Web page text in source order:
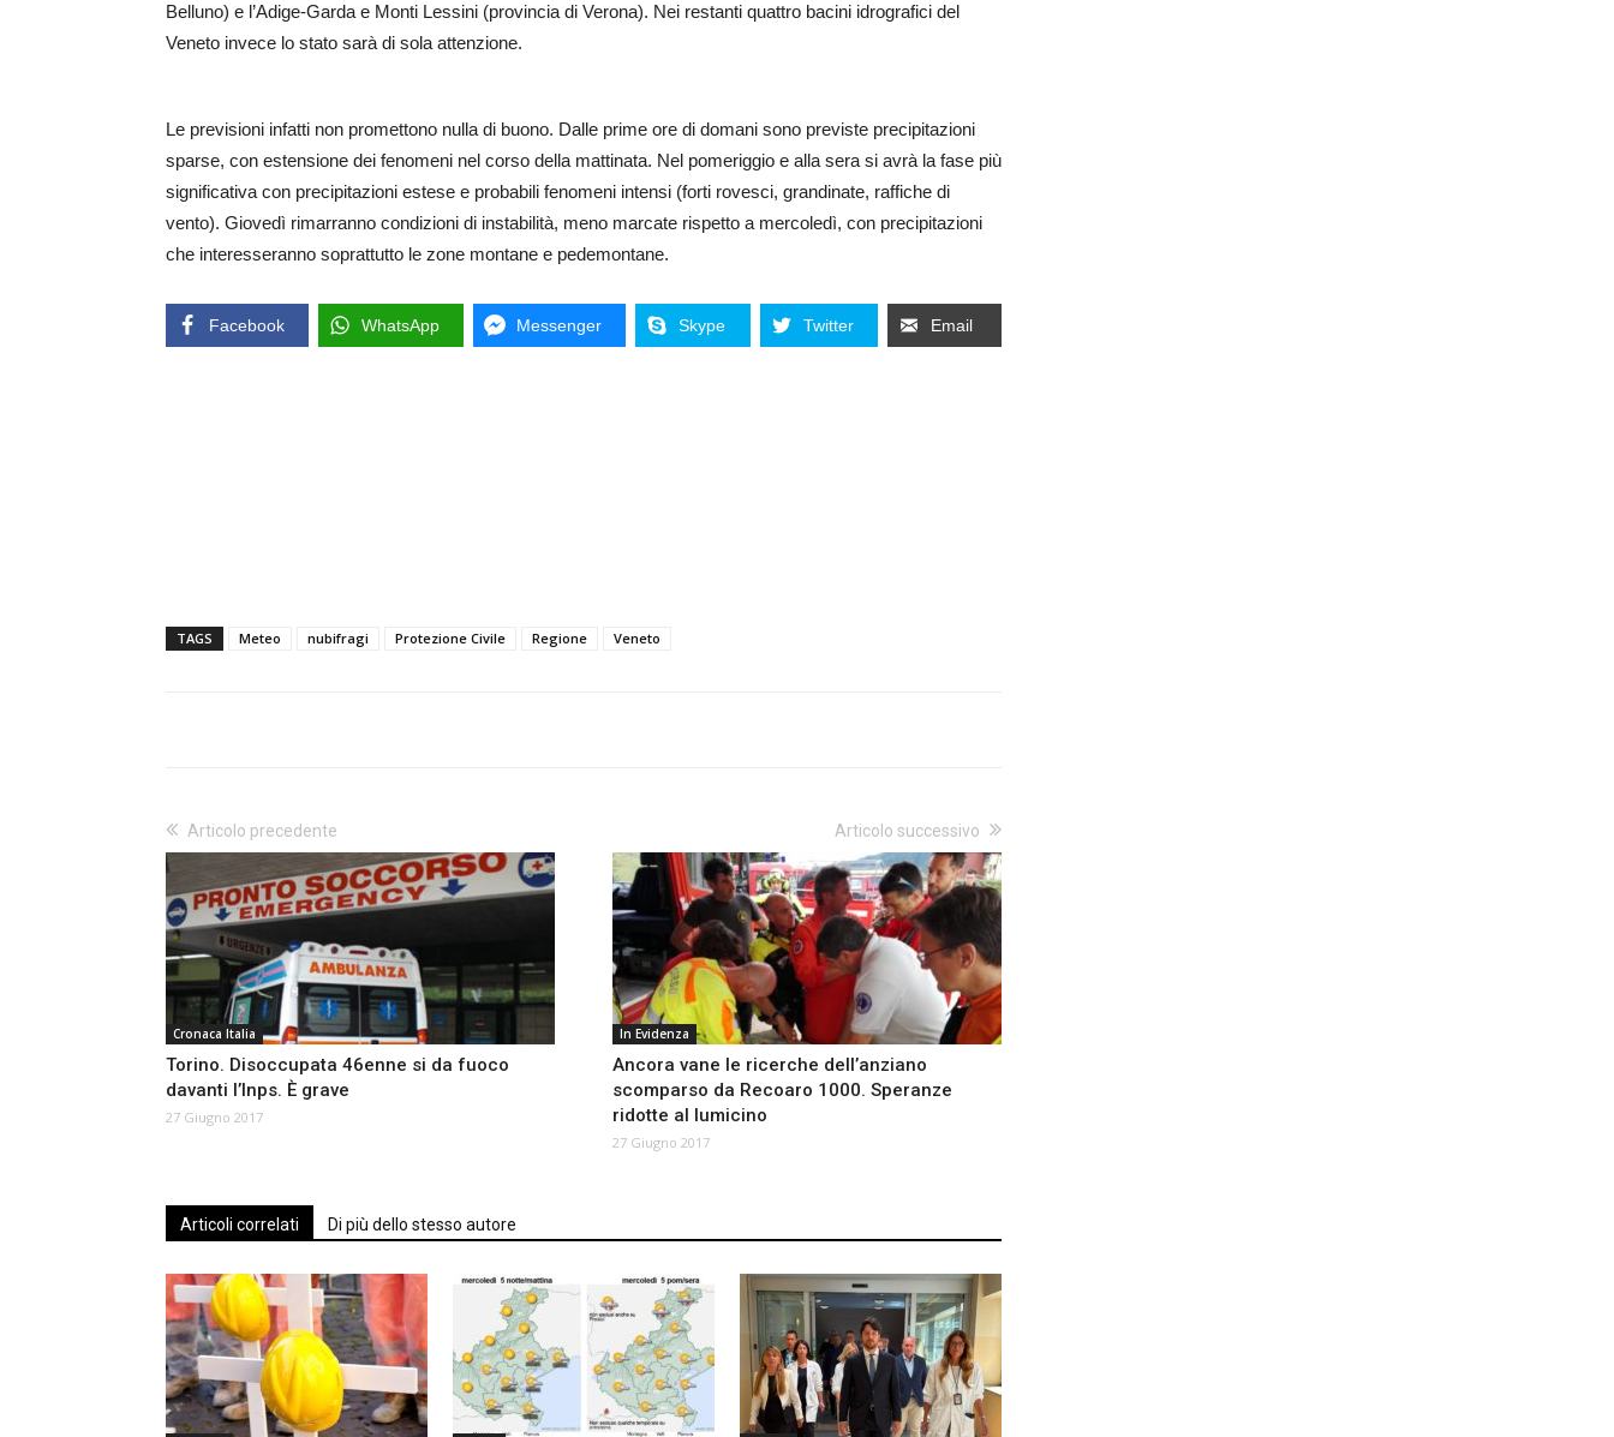
Belluno) e l’Adige-Garda e Monti Lessini (provincia di Verona). Nei restanti quattro bacini idrografici del
Veneto invece lo stato sarà di sola attenzione.
Le previsioni infatti non promettono nulla di buono. Dalle prime ore di domani sono previste precipitazioni
sparse, con estensione dei fenomeni nel corso della mattinata. Nel pomeriggio e alla sera si avrà la fase più
significativa con precipitazioni estese e probabili fenomeni intensi (forti rovesci, grandinate, raffiche di
vento). Giovedì rimarranno condizioni di instabilità, meno marcate rispetto a mercoledì, con precipitazioni
che interesseranno soprattutto le zone montane e pedemontane.
Facebook WhatsApp Messenger Skype Twitter Email
TAGS Meteo nubifragi Protezione Civile Regione Veneto
Articolo precedente
Cronaca Italia
Torino. Disoccupata 46enne si da fuoco
davanti l’Inps. È grave
27 Giugno 2017
Articolo successivo
In Evidenza
Ancora vane le ricerche dell’anziano
scomparso da Recoaro 1000. Speranze
ridotte al lumicino
27 Giugno 2017
Articoli correlati Di più dello stesso autore